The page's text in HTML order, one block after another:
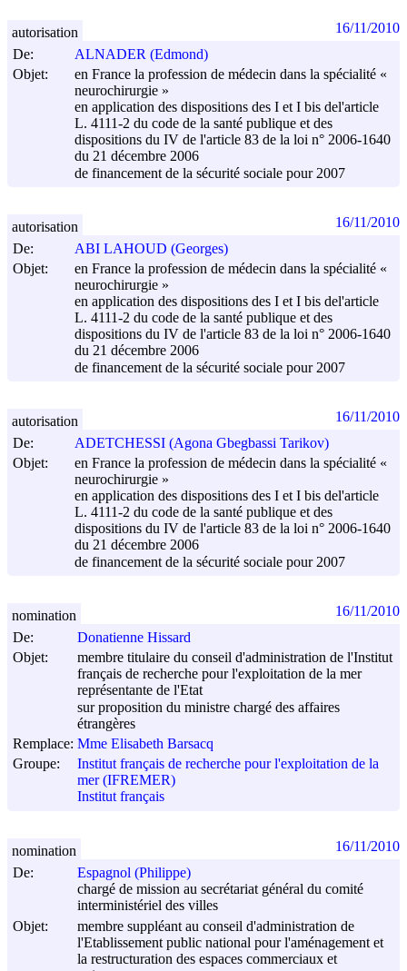
De:
ALNADER (Edmond)
Objet:
en France la profession de médecin dans la spécialité «
neurochirurgie »
en application des dispositions des I et I bis del'article
L. 4111-2 du code de la santé publique et des
dispositions du IV de l'article 83 de la loi n° 2006-1640
du 21 décembre 2006
de financement de la sécurité sociale pour 2007
autorisation 16/11/2010
De:
ABI LAHOUD (Georges)
Objet:
en France la profession de médecin dans la spécialité «
neurochirurgie »
en application des dispositions des I et I bis del'article
L. 4111-2 du code de la santé publique et des
dispositions du IV de l'article 83 de la loi n° 2006-1640
du 21 décembre 2006
de financement de la sécurité sociale pour 2007
autorisation 16/11/2010
De:
ADETCHESSI (Agona Gbegbassi Tarikov)
Objet:
en France la profession de médecin dans la spécialité «
neurochirurgie »
en application des dispositions des I et I bis del'article
L. 4111-2 du code de la santé publique et des
dispositions du IV de l'article 83 de la loi n° 2006-1640
du 21 décembre 2006
de financement de la sécurité sociale pour 2007
autorisation 16/11/2010
De:
Donatienne Hissard
Objet:
membre titulaire du conseil d'administration de l'Institut
français de recherche pour l'exploitation de la mer
représentante de l'Etat
sur proposition du ministre chargé des affaires
étrangères
Remplace: Mme Elisabeth Barsacq
Groupe:
Institut français de recherche pour l'exploitation de la
mer (IFREMER)
Institut français
nomination 16/11/2010
De:
Espagnol (Philippe)
chargé de mission au secrétariat général du comité
interministériel des villes
Objet:
membre suppléant au conseil d'administration de
l'Etablissement public national pour l'aménagement et
la restructuration des espaces commerciaux et
nomination 16/11/2010